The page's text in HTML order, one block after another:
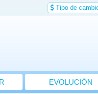
Tipo de
EVOLUCIÓN